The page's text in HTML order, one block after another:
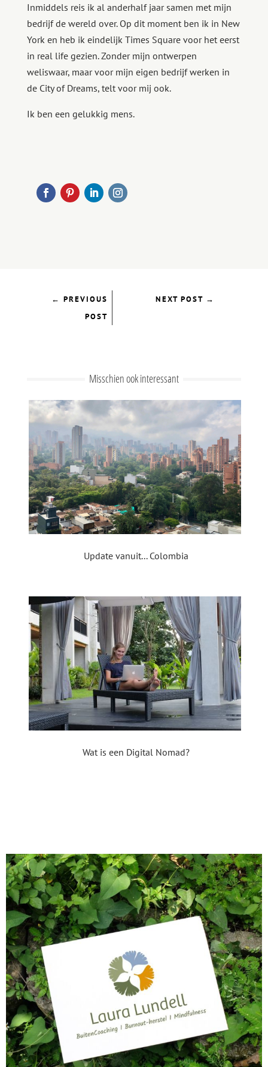
Inmiddels reis ik al anderhalf jaar samen met mijn
bedrijf de wereld over. Op dit moment ben ik in New
York en heb ik eindelijk Times Square voor het eerst
in real life gezien. Zonder mijn ontwerpen
weliswaar, maar voor mijn eigen bedrijf werken in
de City of Dreams, telt voor mij ook.
Ik ben een gelukkig mens.
← PREVIOUS
POST
NEXT POST →
Misschien ook interessant
Update vanuit... Colombia
Wat is een Digital Nomad?